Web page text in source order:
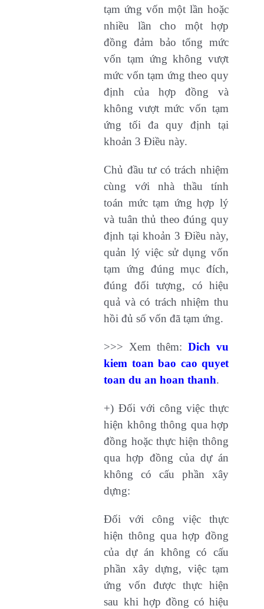
tạm ứng vốn một lần hoặc
nhiều lần cho một hợp
đồng đảm bảo tổng mức
vốn tạm ứng không vượt
mức vốn tạm ứng theo quy
định của hợp đồng và
không vượt mức vốn tạm
ứng tối đa quy định tại
khoản 3 Điều này.
Chủ đầu tư có trách nhiệm
cùng với nhà thầu tính
toán mức tạm ứng hợp lý
và tuân thủ theo đúng quy
định tại khoản 3 Điều này,
quản lý việc sử dụng vốn
tạm ứng đúng mục đích,
đúng đối tượng, có hiệu
quả và có trách nhiệm thu
hồi đủ số vốn đã tạm ứng.
>>> Xem thêm:Dich vu
kiem toan bao cao quyet
toan du an hoan thanh.
+) Đối với công việc thực
hiện không thông qua hợp
đồng hoặc thực hiện thông
qua hợp đồng của dự án
không có cấu phần xây
dựng:
Đối với công việc thực
hiện thông qua hợp đồng
của dự án không có cấu
phần xây dựng, việc tạm
ứng vốn được thực hiện
sau khi hợp đồng có hiệu